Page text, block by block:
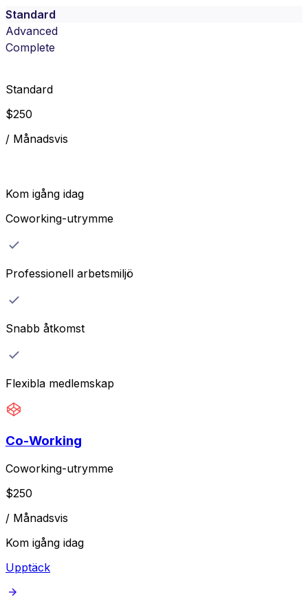
Standard
Advanced
Complete
Standard
$250
/ Månadsvis
Kom igång idag
Coworking-utrymme
Professionell arbetsmiljö
Snabb åtkomst
Flexibla medlemskap
Co-Working
Coworking-utrymme
$250
/ Månadsvis
Kom igång idag
Upptäck